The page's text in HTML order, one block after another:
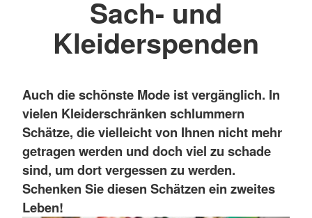
Sach- und
Kleiderspenden
Auch die schönste Mode ist vergänglich. In
vielen Kleiderschränken schlummern
Schätze, die vielleicht von Ihnen nicht mehr
getragen werden und doch viel zu schade
sind, um dort vergessen zu werden.
Schenken Sie diesen Schätzen ein zweites
Leben!